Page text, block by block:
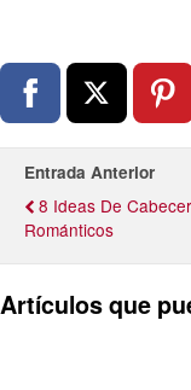
Entrada Anterior
8 Ideas De
Románticos
Artículos que